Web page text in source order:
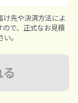
け先や決済方法によ
ので、正式なお見積
。